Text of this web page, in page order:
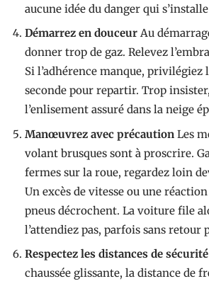
aucune idée du danger qui
Démarrez en douceur Au
donner trop de gaz. Relevez
Si l’adhérence manque, privilégiez
seconde pour repartir. Trop insister,
l’enlisement assuré dans la neige
Manœuvrez avec précaution Les
volant brusques sont à proscrire.
fermes sur la roue, regardez loin
Un excès de vitesse ou une
pneus décrochent. La voiture file
l’attendiez pas, parfois sans retour
Respectez les distances de sécurité
chaussée glissante, la distance de